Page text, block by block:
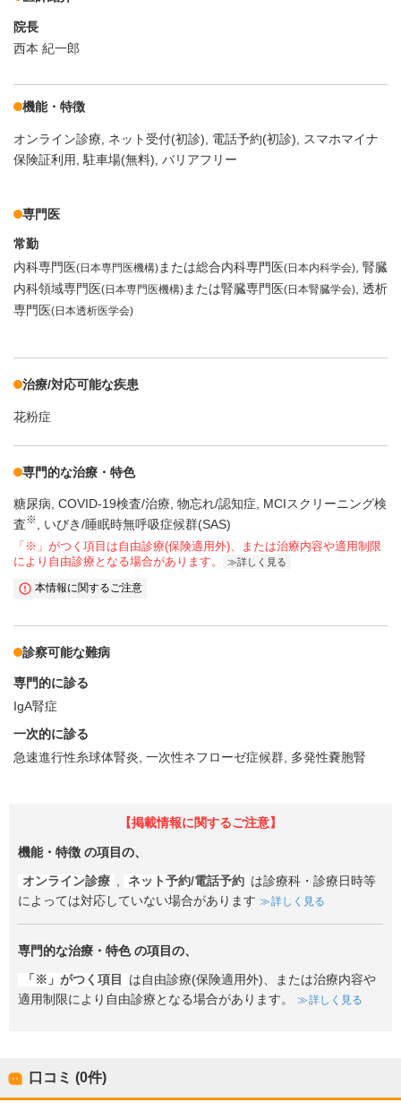
院長
西本 紀一郎
機能・特徴
オンライン診療 ネット受付(初診) 電話予約(初診)
スマホマイナ
保険証利用
駐車場(無料) バリアフリー
専門医
常勤
内科専門医(日本専門医機構)または総合内科専門医(日本内科学会) 腎臓
内科領域専門医(日本専門医機構)または腎臓専門医(日本腎臓学会) 透析
専門医(日本透析医学会)
治療/対応可能な疾患
花粉症
専門的な治療・特色
糖尿病 COVID-19検査/治療 物忘れ/認知症
MCIスクリーニング検
査※ いびき/睡眠時無呼吸症候群(SAS)
「※」がつく項目は自由診療(保険適用外)、または治療内容や適用制限
により自由診療となる場合があります。
詳しく見る
本情報に関するご注意
診察可能な難病
専門的に診る
IgA腎症
一次的に診る
急速進行性糸球体腎炎 一次性ネフローゼ症候群 多発性嚢胞腎
【掲載情報に関するご注意】
機能・特徴 の項目の、
オンライン診療 , ネット予約/電話予約 は診療科・診療日時等
によっては対応していない場合があります
詳しく見る
専門的な治療・特色の項目の、
「※」がつく項目
は自由診療(保険適用外)、または治療内容や
適用制限により自由診療となる場合があります。
詳しく見る
口コミ (0件)